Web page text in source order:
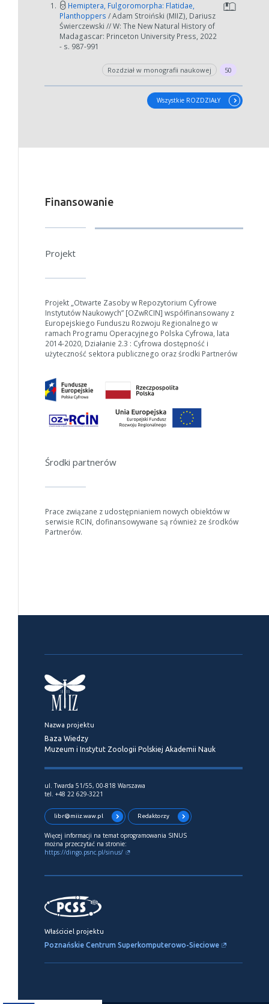
Jeśli generowanie trwa zbyt długo można ograniczyć dane np.
zmniejszając zakres lat.
1.
Hemiptera, Fulgoromorpha: Flatidae,
Planthoppers / Adam Stroiński (MIIZ), Dariusz
Świerczewski // W: The New Natural History of
Madagascar: Princeton University Press, 2022
- s. 987-991
Rozdział w monografii naukowej 50
Wszystkie ROZDZIAŁY
Finansowanie
Projekt
Projekt „Otwarte Zasoby w Repozytorium Cyfrowe
Instytutów Naukowych” [OZwRCIN] współfinansowany z
Europejskiego Funduszu Rozwoju Regionalnego w
ramach Programu Operacyjnego Polska Cyfrowa, lata
2014-2020, Działanie 2.3 : Cyfrowa dostępność i
użyteczność sektora publicznego oraz środki Partnerów
Środki partnerów
Prace związane z udostępnianiem nowych obiektów w
serwisie RCIN, dofinansowywane są również ze środków
Partnerów.
Nazwa projektu
Baza Wiedzy
Muzeum i Instytut Zoologii Polskiej Akademii Nauk
ul. Twarda 51/55, 00-818 Warszawa
tel. +48 22 629-3221
libr@miiz.waw.pl Redaktorzy
Więcej informacji na temat oprogramowania SINUS
można przeczytać na stronie:
https://dingo.psnc.pl/sinus/
Właściciel projektu
Poznańskie Centrum Superkomputerowo-Sieciowe